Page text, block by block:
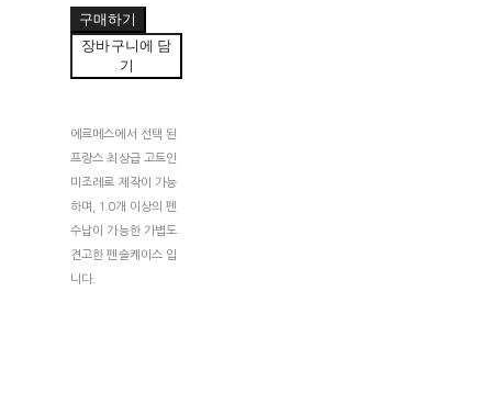
구매하기
장바구니에 담
기
에르메스에서 선택 된
프랑스 최상급 고트인
미조레로 제작이 가능
하며, 10개 이상의 펜
수납이 가능한 가볍도
견고한 펜슬케이스 입
니다.